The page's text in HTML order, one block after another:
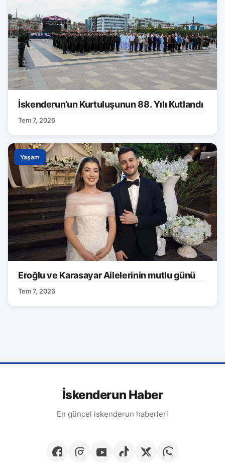
İskenderun’un Kurtuluşunun 88. Yılı Kutlandı
Tem 7, 2026
Yaşam
Eroğlu ve Karasayar Ailelerinin mutlu günü
Tem 7, 2026
İskenderun Haber
En güncel iskenderun haberleri